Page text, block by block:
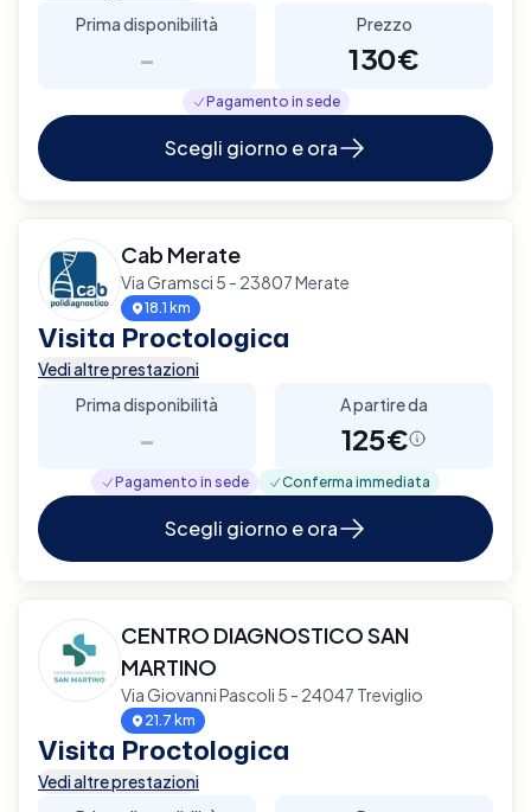
Prima disponibilità
-
Prezzo
130€
Pagamento in sede
Scegli giorno e ora
Cab Merate
Via Gramsci 5 - 23807 Merate
18.1 km
Visita Proctologica
Vedi altre prestazioni
Prima disponibilità
-
A partire da
125€
Pagamento in sede Conferma immediata
Scegli giorno e ora
CENTRO DIAGNOSTICO SAN
MARTINO
Via Giovanni Pascoli 5 - 24047 Treviglio
21.7 km
Visita Proctologica
Vedi altre prestazioni